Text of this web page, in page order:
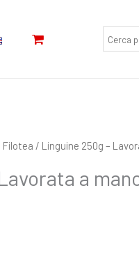
Filotea / Linguine 250g –
a